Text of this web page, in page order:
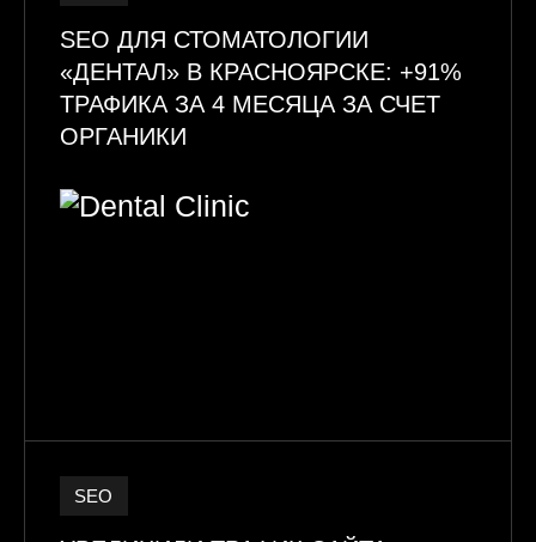
SEO ДЛЯ СТОМАТОЛОГИИ
«ДЕНТАЛ» В КРАСНОЯРСКЕ: +91%
ТРАФИКА ЗА 4 МЕСЯЦА ЗА СЧЕТ
ОРГАНИКИ
SEO